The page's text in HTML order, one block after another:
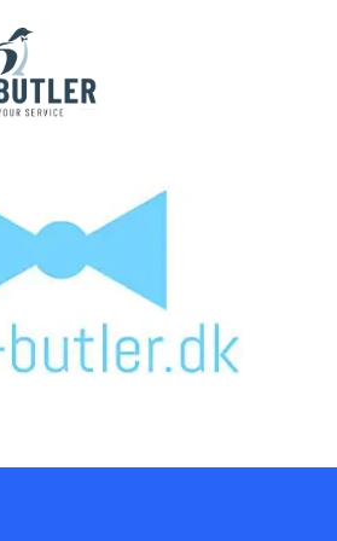
retina